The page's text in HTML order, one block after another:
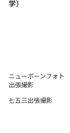
学）
ニューボーンフォト
出張撮影
七五三出張撮影